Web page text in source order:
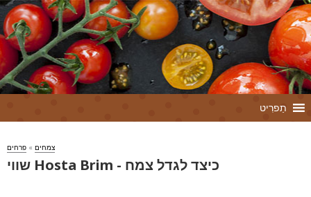
תַפרִיט
צמחים » פרחים
שווי Hosta Brim - כיצד לגדל צמח